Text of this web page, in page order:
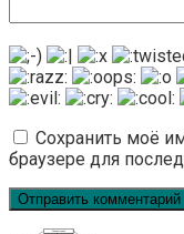
Сохранить моё
браузере для